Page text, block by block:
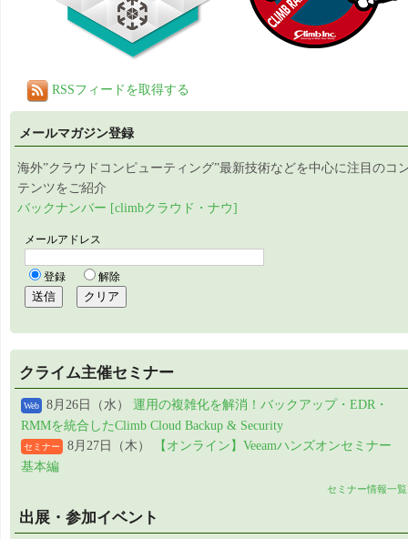
RSSフィードを取得する
メールマガジン登録
海外”クラウドコンピューティング”最新技術などを中心に注目のコ
テンツをご紹介
バックナンバー [climbクラウド・ナウ]
クライム主催セミナー
Web 8月26日（水） 運用の複雑化を解消！バックアップ・EDR・
RMMを統合したClimb Cloud Backup & Security
セミナー 8月27日（木）
【オンライン】Veeamハンズオンセミナー
基本編
セミナー情報一覧
出展・参加イベント